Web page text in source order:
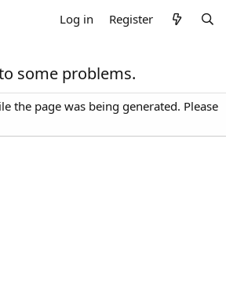
Log in Register
some problems.
the page was being generated. Please